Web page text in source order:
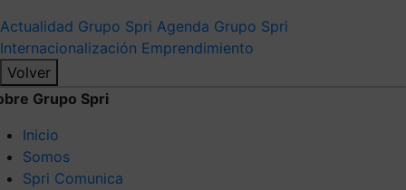
Actualidad Grupo Spri Agenda Grupo Spri
Internacionalización Emprendimiento
Volver
Grupo Spri
Inicio
Somos
Spri Comunica